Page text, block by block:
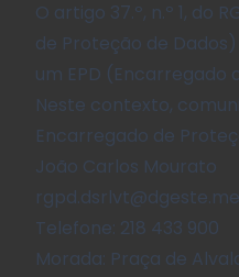
O artigo 37.º, n.º 1, do
de Proteção de
um EPD (Encarregado
Neste contexto,
Encarregado de
João Carlos Mourato
Telefone: 218 433 900
Morada: Praça de